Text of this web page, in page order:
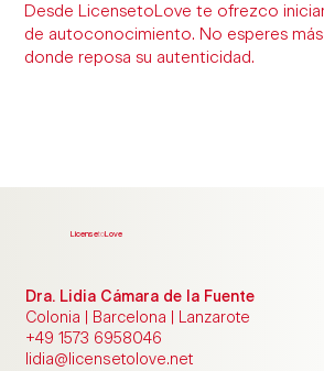
Desde LicensetoLove te ofrezco
de autoconocimiento. No esperes
donde reposa su autenticidad.
LicensetoLove
Dra. Lidia Cámara de la Fuente
Colonia | Barcelona | Lanzarote
+49 1573 6958046
lidia@licensetolove.net